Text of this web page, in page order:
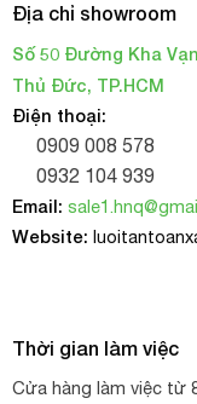
Địa chỉ showroom
Số 50 Đường Kha
Thủ Đức, TP.HCM
Điện thoại:
0909 008 578
0932 104 939
Email:
Website:
Thời gian làm việc
Cửa hàng làm việc từ